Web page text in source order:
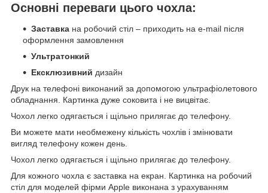
Основні переваги цього чохла:
Заставка на робочий стіл – приходить на e-mail після
оформлення замовлення
Ультратонкий
Ексклюзивний дизайн
Друк на телефоні виконаний за допомогою ультрафіолетового
обладнання. Картинка дуже соковита і не вицвітає.
Чохол легко одягається і щільно прилягає до телефону.
Ви можете мати необмежену кількість чохлів і змінювати
вигляд телефону кожен день.
Чохол легко одягається і щільно прилягає до телефону.
Для кожного чохла є заставка на екран. Картинка на робочий
стіл для моделей фірми Apple виконана з урахуванням